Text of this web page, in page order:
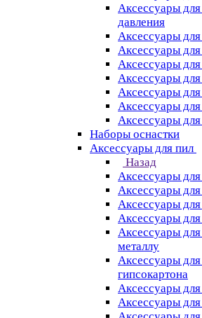
Аксессуары
давления
Аксессуары
Аксессуары
Аксессуары
Аксессуары для
Аксессуары
Аксессуары
Аксессуары
Наборы оснастки
Аксессуары для пил
Назад
Аксессуары
Аксессуары
Аксессуары
Аксессуары
Аксессуары
металлу
Аксессуары
гипсокартона
Аксессуары
Аксессуары